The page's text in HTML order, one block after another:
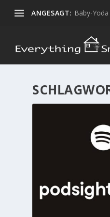
ANGESAGT: Baby-